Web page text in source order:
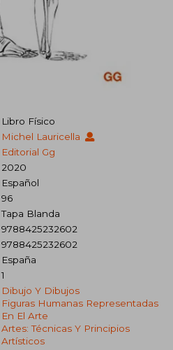
Libro Físico
Michel Lauricella
Editorial Gg
2020
Español
96
Tapa Blanda
9788425232602
9788425232602
España
1
Dibujo Y Dibujos
Figuras Humanas Representadas
En El Arte
Artes: Técnicas Y Principios
Artísticos